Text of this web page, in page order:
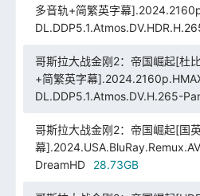
多音轨+简繁英字幕
哥斯拉大战金刚2：帝国崛起[杜
+简繁英字幕
DL.DDP5.1.Atmos.DV.H.265-
哥斯拉大战金刚2：帝国崛起[国
幕
DreamHD
28.73GB